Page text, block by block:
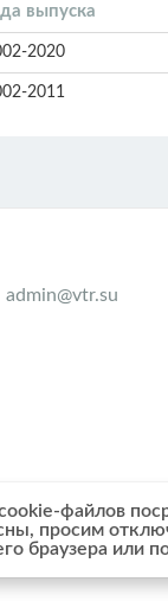
выпуска
2020
2011
admin@vtr.su
файлов
просим
браузера или